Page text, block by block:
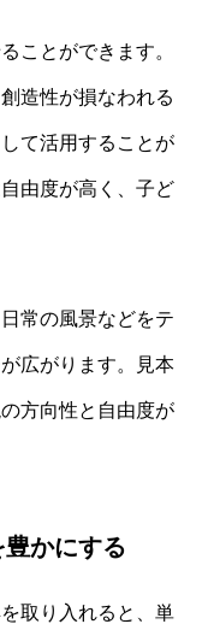
ことができます。
造性が損なわれる
て活用することが
由度が高く、子ど
常の風景などをテ
広がります。見本
方向性と自由度が
かにする
取り入れると、単